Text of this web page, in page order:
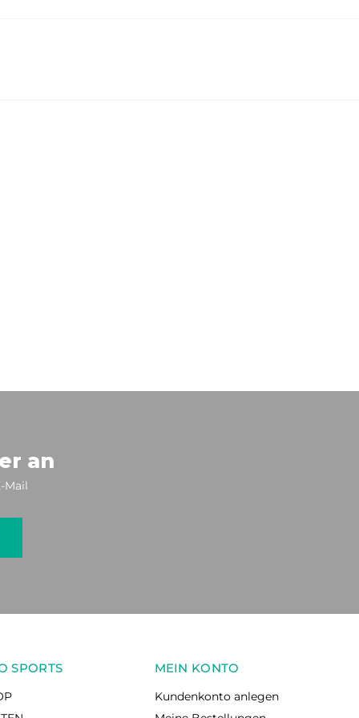
an
Mail
SPORTS MEIN KONTO
Kundenkonto anlegen